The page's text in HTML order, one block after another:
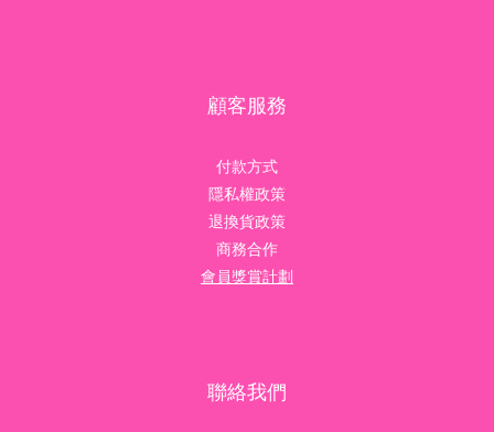
顧客服務
付款方式
隱私權政策
退換貨政策
商務合作
會員獎賞計劃
聯絡我們